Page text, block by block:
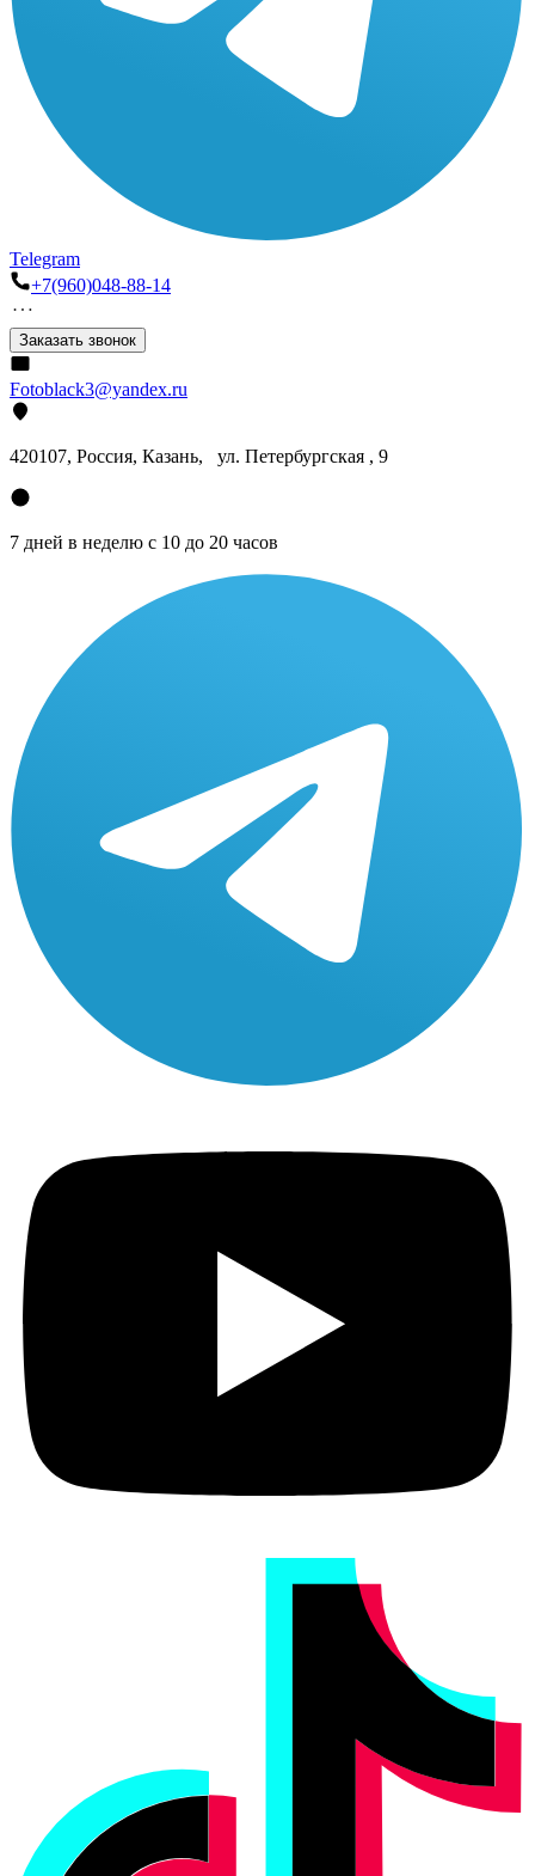
Telegram
+7(960)048-88-14
Заказать звонок
Fotoblack3@yandex.ru
420107, Россия, Казань, ул. Петербургская , 9
7 дней в неделю с 10 до 20 часов